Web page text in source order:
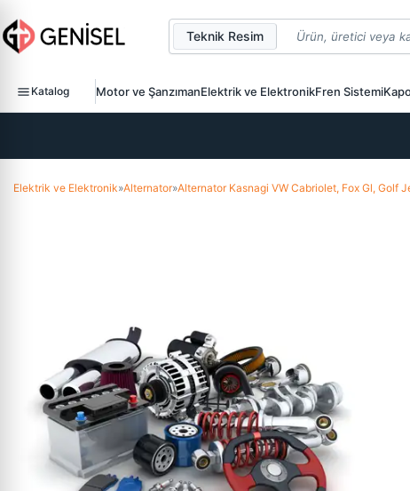
Teknik Resim
Katalog Motor ve ŞanzımanElektrik ve ElektronikFren Sistemi
Elektrik ve Elektronik»Alternator»Alternator Kasnagi VW Cabriolet, Fox Gl, Golf